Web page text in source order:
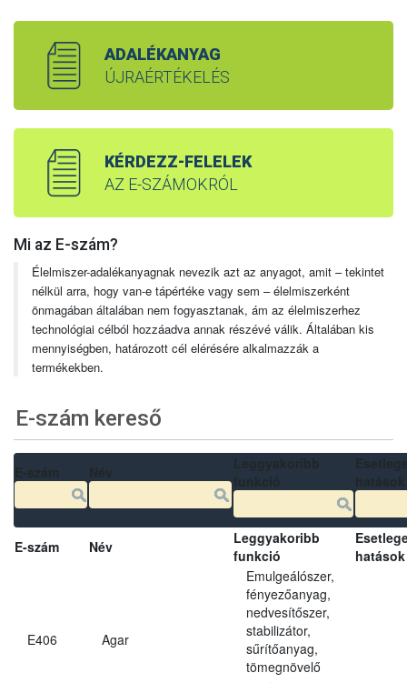
ADALÉKANYAG
ÚJRAÉRTÉKELÉS
KÉRDEZZ-FELELEK
AZ E-SZÁMOKRÓL
Mi az E-szám?
Élelmiszer-adalékanyagnak nevezik azt az anyagot, amit – tekintet
nélkül arra, hogy van-e tápértéke vagy sem – élelmiszerként
önmagában általában nem fogyasztanak, ám az élelmiszerhez
technológiai célból hozzáadva annak részévé válik. Általában kis
mennyiségben, határozott cél elérésére alkalmazzák a
termékekben.
E-szám kereső
E-szám Név
Leggyakoribb
funkció
hatások
E406 Agar
Emulgeálószer,
fényezőanyag,
nedvesítőszer,
stabilizátor,
sűrítőanyag,
tömegnövelő